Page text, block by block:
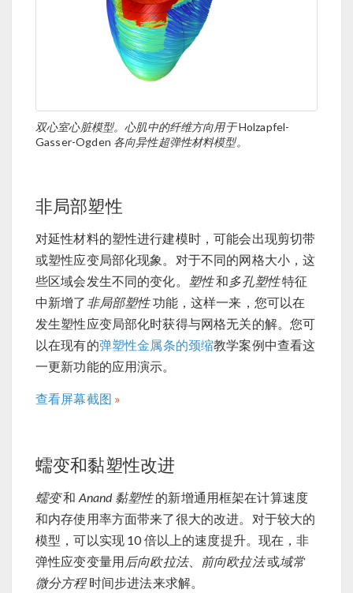
双心室心脏模型。心肌中的纤维方向用于Holzapfel-
Gasser-Ogden 各向异性超弹性材料模型。
非局部塑性
对延性材料的塑性进行建模时，可能会出现剪切带
或塑性应变局部化现象。对于不同的网格大小，这
些区域会发生不同的变化。 塑性和多孔塑性特征
中新增了 非局部塑性功能，这样一来，您可以在
发生塑性应变局部化时获得与网格无关的解。您可
以在现有的弹塑性金属条的颈缩教学案例中查看这
一更新功能的应用演示。
查看屏幕截图
蠕变和黏塑性改进
蠕变和 Anand 黏塑性的新增通用框架在计算速度
和内存使用率方面带来了很大的改进。对于较大的
模型，可以实现 10 倍以上的速度提升。现在，非
弹性应变变量用 后向欧拉法、 前向欧拉法或域常
微分方程时间步进法来求解。